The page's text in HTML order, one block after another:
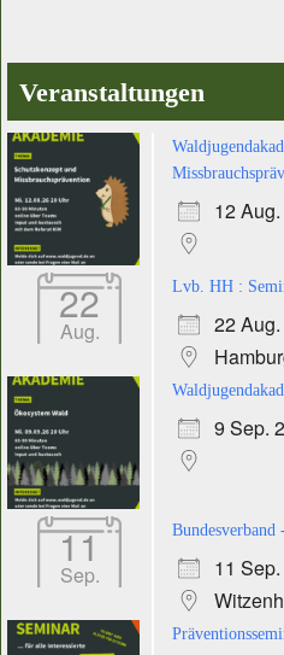
Veranstaltungen
12
22
Aug.
Lvb. HH :
22
9 Sep.
11
Sep.
11